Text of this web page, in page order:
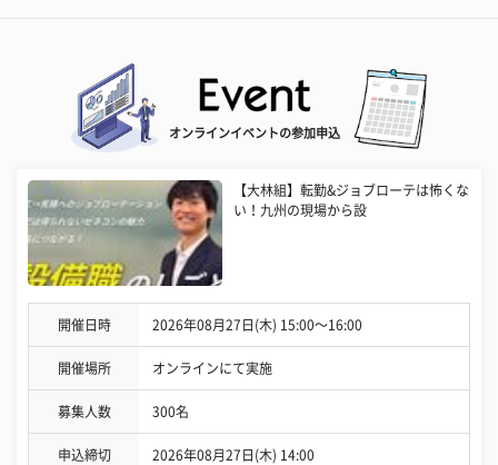
オンラインイベントの参加申込
【大林組】転勤&ジョブローテは怖くな
い！九州の現場から設
開催日時 2026年08月27日(木) 15:00〜16:00
開催場所 オンラインにて実施
募集人数 300名
申込締切 2026年08月27日(木) 14:00